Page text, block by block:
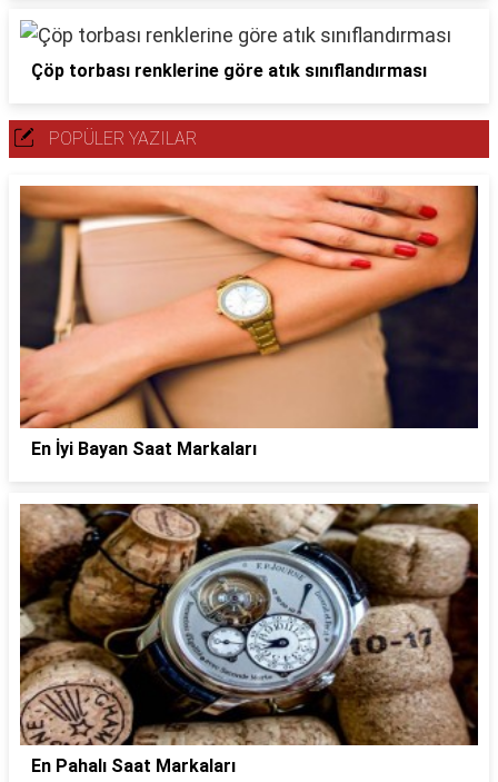
Çöp torbası renklerine göre atık sınıflandırması
POPÜLER YAZILAR
En İyi Bayan Saat Markaları
En Pahalı Saat Markaları